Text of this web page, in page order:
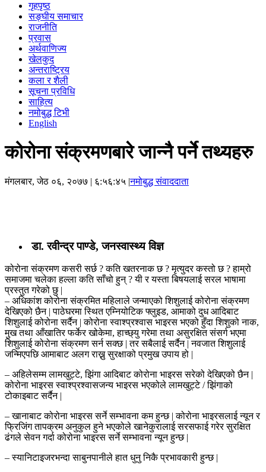
गृहपृष्ठ
सङ्घीय समाचार
राजनीति
प्रवास
अर्थवाणिज्य
खेलकुद
अन्तराष्ट्रिय
कला र शैली
सूचना प्रविधि
साहित्य
नमोबुद्ध टिभी
English
कोरोना संक्रमणबारे जान्नै पर्ने तथ्यहरु
मंगलबार, जेठ ०६, २०७७ | ६:५६:४५ |नमोबुद्ध संवाददाता
डा. रवीन्द्र पाण्डे, जनस्वास्थ्य विज्ञ
कोरोना संक्रमण कसरी सर्छ ? कति खतरनाक छ ? मृत्युदर कस्तो छ ? हाम्रो
समाजमा चलेका हल्ला कति साँचो हुन् ? यी र यस्ता बिषयलाई सरल भाषामा
प्रस्तुत गरेको छु |
– अधिकांश कोरोना संक्रमित महिलाले जन्माएको शिशुलाई कोरोना संक्रमण
देखिएको छैन | पाठेघरमा स्थित एम्नियोटिक फ्लुइड, आमाको दुध आदिबाट
शिशुलाई कोरोना सर्दैन | कोरोना स्वाश्प्रश्वास भाइरस भएको हुँदा शिशुको नाक,
मुख तथा आँखातिर फर्केर खोकेमा, हाच्छ्यु गरेमा तथा असुरक्षित संसर्ग भएमा
शिशुलाई कोरोना संक्रमण सर्न सक्छ | तर सबैलाई सर्दैन | नवजात शिशुलाई
जन्मिएपछि आमाबाट अलग राख्नु सुरक्षाको प्रमुख उपाय हो |
– अहिलेसम्म लामखुट्टे, झिंगा आदिबाट कोरोना भाइरस सरेको देखिएको छैन |
कोरोना भाइरस स्वाश्प्रश्वासजन्य भाइरस भएकोले लामखुट्टे / झिंगाको
टोकाइबाट सर्दैन |
– खानाबाट कोरोना भाइरस सर्ने सम्भावना कम हुन्छ | कोरोना भाइरसलाई न्यून र
फ्रिजिंग तापक्रम अनुकुल हुने भएकोले खानेकुरालाई सरसफाई गरेर सुरक्षित
ढंगले सेवन गर्दा कोरोना भाइरस सर्ने सम्भावना न्यून हुन्छ |
– स्यानिटाइजरभन्दा साबुनपानीले हात धुनु निकै प्रभावकारी हुन्छ |